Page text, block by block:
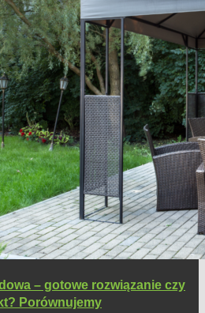
– gotowe rozwiązanie czy
Porównujemy